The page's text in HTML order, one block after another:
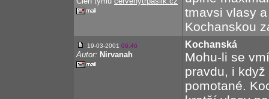
tmavsi vlasy
Kochanskou
19-03-2001 06:46
Autor: Nirvanah
Kochanská
Mohu-li se
pravdu, i
pomotané.